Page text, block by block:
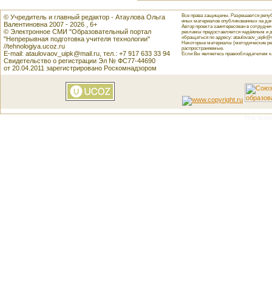
© Учредитель и главный редактор - Атаулова Ольга
Валентиновна 2007 - 2026 , 6+
© Электронное СМИ "Образовательный портал
"Непрерывная подготовка учителя технологии"
//tehnologiya.ucoz.ru
E-mail: ataulovaov_uipk@mail.ru, тел.: +7 917 633 33 94
Свидетельство о регистрации Эл № ФС77-44690
от 20.04.2011 зарегистрировано Роскомнадзором
Все права защищены. Разрешается
иных материалов опубликованных на
Автор проекта заинтересован в
рекламы предоставляется надёжным и
обращаться по адресу:
Некоторые материалы (методические
распространяемые.
Если Вы являетесь правообладателем